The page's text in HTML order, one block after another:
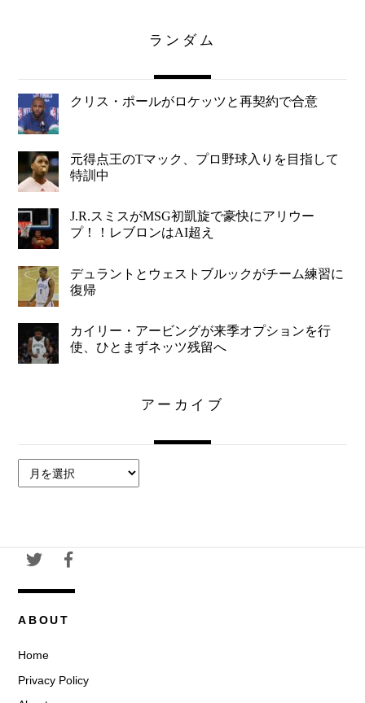
ランダム
クリス・ポールがロケッツと再契約で合意
元得点王のTマック、プロ野球入りを目指して
特訓中
J.R.スミスがMSG初凱旋で豪快にアリウー
プ！！レブロンはAI超え
デュラントとウェストブルックがチーム練習に
復帰
カイリー・アービングが来季オプションを行
使、ひとまずネッツ残留へ
アーカイブ
ー
ブ
ABOUT
Home
Privacy Policy